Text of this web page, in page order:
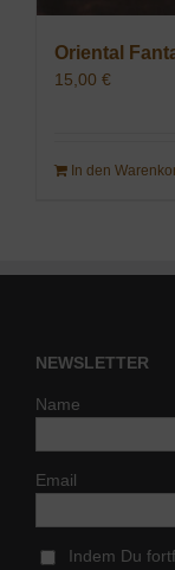
Oriental
15,00 €
In den
NEWSLETTER
Name
Email
Indem Du